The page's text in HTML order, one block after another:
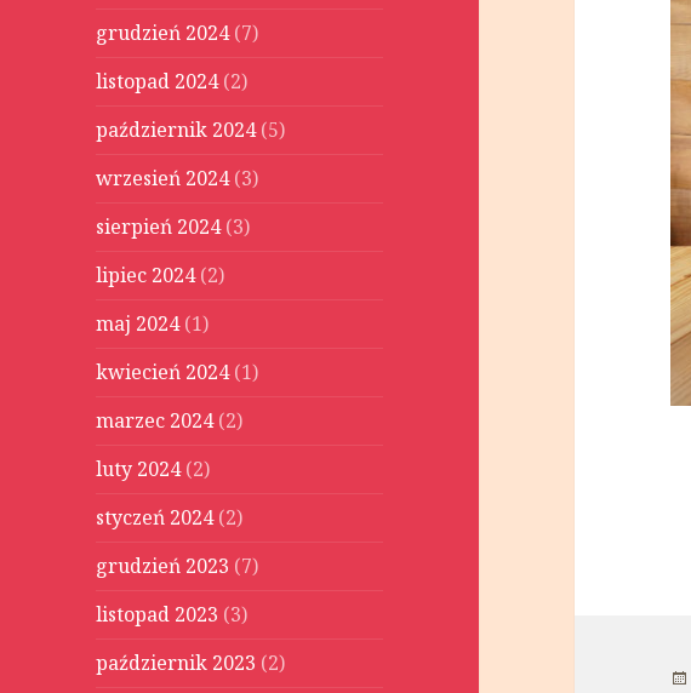
grudzień 2024(7)
listopad 2024(2)
październik 2024(5)
wrzesień 2024(3)
sierpień 2024(3)
lipiec 2024(2)
maj 2024(1)
kwiecień 2024(1)
marzec 2024(2)
luty 2024(2)
styczeń 2024(2)
grudzień 2023 (7)
listopad 2023 (3)
październik 2023 (2)